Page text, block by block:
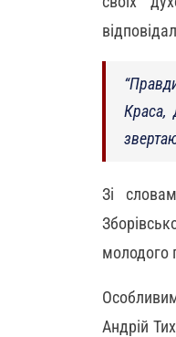
Краса,
Зі
молодого
Андрій